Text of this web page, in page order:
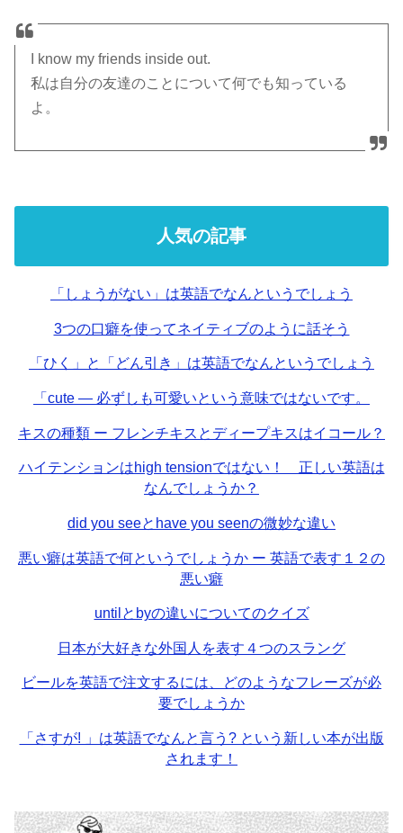
I know my friends inside out.
私は自分の友達のことについて何でも知っている
よ。
人気の記事
「しょうがない」は英語でなんというでしょう
3つの口癖を使ってネイティブのように話そう
「ひく」と「どん引き」は英語でなんというでしょう
「cute — 必ずしも可愛いという意味ではないです。
キスの種類 ー フレンチキスとディープキスはイコール？
ハイテンションはhigh tensionではない！ 正しい英語は
なんでしょうか？
did you seeとhave you seenの微妙な違い
悪い癖は英語で何というでしょうか ー 英語で表す１２の
悪い癖
untilとbyの違いについてのクイズ
日本が大好きな外国人を表す４つのスラング
ビールを英語で注文するには、どのようなフレーズが必
要でしょうか
「さすが! 」は英語でなんと言う? という新しい本が出版
されます！